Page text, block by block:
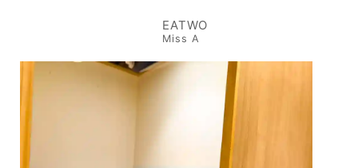
EATWO
Miss A